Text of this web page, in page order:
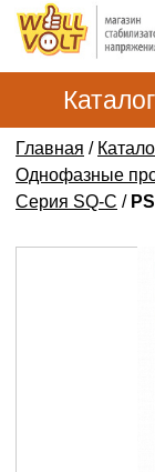
Каталог
Главная /
Однофазные
Серия SQ-C /